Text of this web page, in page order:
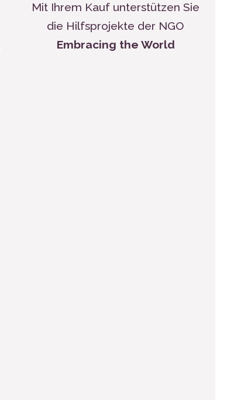
Mit Ihrem Kauf unterstützen Sie
die Hilfsprojekte der NGO
Embracing the World